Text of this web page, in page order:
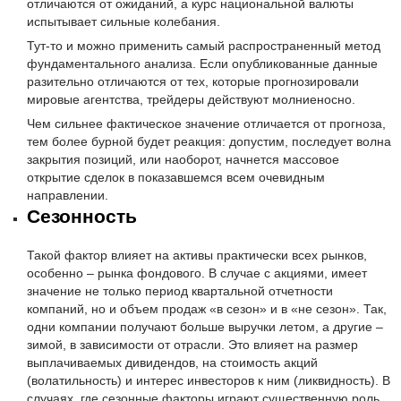
отличаются от ожиданий, а курс национальной валюты
испытывает сильные колебания.
Тут-то и можно применить самый распространенный метод
фундаментального анализа. Если опубликованные данные
разительно отличаются от тех, которые прогнозировали
мировые агентства, трейдеры действуют молниеносно.
Чем сильнее фактическое значение отличается от прогноза,
тем более бурной будет реакция: допустим, последует волна
закрытия позиций, или наоборот, начнется массовое
открытие сделок в показавшемся всем очевидным
направлении.
Сезонность
Такой фактор влияет на активы практически всех рынков,
особенно – рынка фондового. В случае с акциями, имеет
значение не только период квартальной отчетности
компаний, но и объем продаж «в сезон» и в «не сезон». Так,
одни компании получают больше выручки летом, а другие –
зимой, в зависимости от отрасли. Это влияет на размер
выплачиваемых дивидендов, на стоимость акций
(волатильность) и интерес инвесторов к ним (ликвидность). В